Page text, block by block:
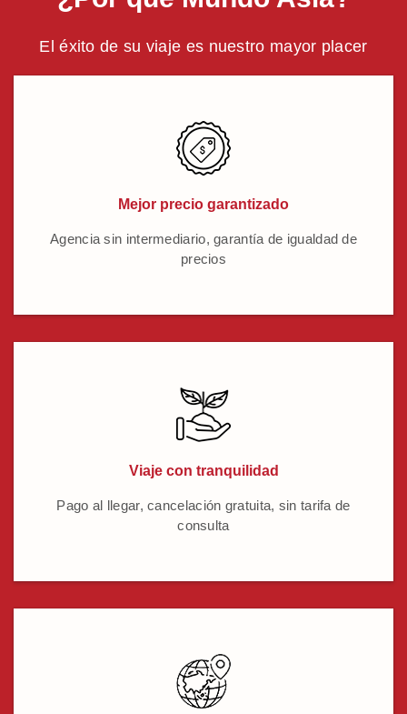
El éxito de su viaje es nuestro mayor placer
Mejor precio garantizado
Agencia sin intermediario, garantía de igualdad de
precios
Viaje con tranquilidad
Pago al llegar, cancelación gratuita, sin tarifa de
consulta